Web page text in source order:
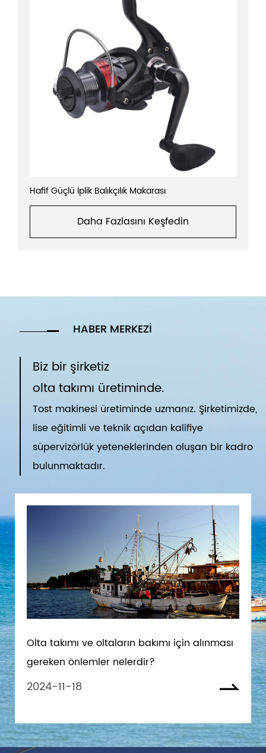
Hafif Güçlü İplik Balıkçılık Makarası
Daha Fazlasını Keşfedin
HABER MERKEZI
Biz bir şirketiz
olta takımı üretiminde.
Tost makinesi üretiminde uzmanız. Şirketimizde,
lise eğitimli ve teknik açıdan kalifiye
süpervizörlük yeteneklerinden oluşan bir kadro
bulunmaktadır.
Olta takımı ve oltaların bakımı için alınması
gereken önlemler nelerdir?
2024-11-18